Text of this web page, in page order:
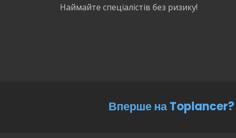
Наймайте спеціалістів без ризику!
Вперше на Toplancer?